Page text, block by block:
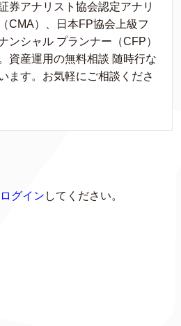
券アナリスト協会認定アナリ
CMA）、日本FP協会上級フ
ンシャル プランナー（CFP）
資産運用の無料相談 随時行な
ます。お気軽にご相談くださ
ログイン してください。